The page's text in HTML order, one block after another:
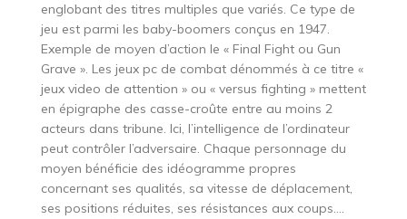
englobant des titres multiples que variés. Ce type de
jeu est parmi les baby-boomers conçus en 1947.
Exemple de moyen d’action le « Final Fight ou Gun
Grave ». Les jeux pc de combat dénommés à ce titre «
jeux video de attention » ou « versus fighting » mettent
en épigraphe des casse-croûte entre au moins 2
acteurs dans tribune. Ici, l’intelligence de l’ordinateur
peut contrôler l’adversaire. Chaque personnage du
moyen bénéficie des idéogramme propres
concernant ses qualités, sa vitesse de déplacement,
ses positions réduites, ses résistances aux coups….